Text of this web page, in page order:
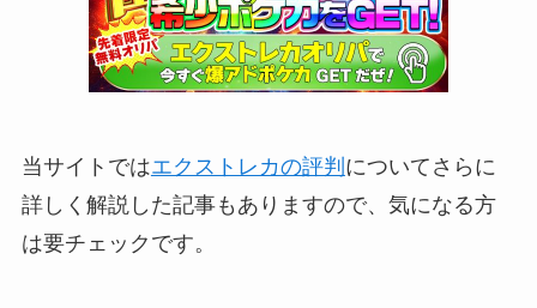
当サイトではエクストレカの評判 についてさらに
詳しく解説した記事もありますので、気になる方
は要チェックです。